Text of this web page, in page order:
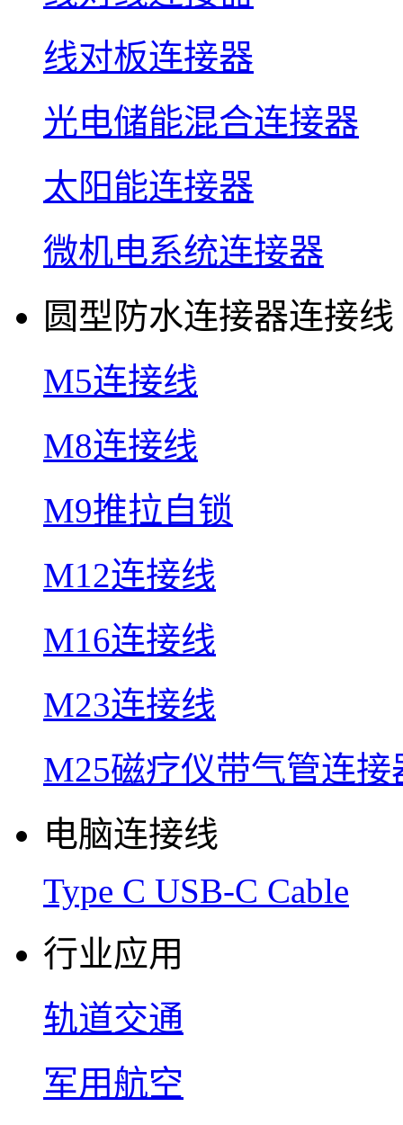
线对板连接器
光电储能混合连接器
太阳能连接器
微机电系统连接器
圆型防水连接器连接线
M5连接线
M8连接线
M9推拉自锁
M12连接线
M16连接线
M23连接线
M25磁疗仪带气管连接
电脑连接线
Type C USB-C Cable
行业应用
轨道交通
军用航空